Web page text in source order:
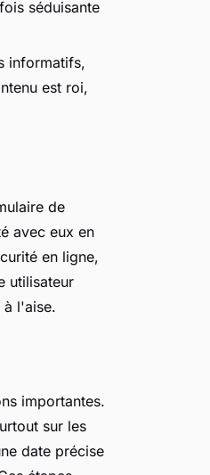
séduisante
informatifs,
est roi,
de
avec eux en
en ligne,
utilisateur
à l'aise.
importantes.
sur les
date précise